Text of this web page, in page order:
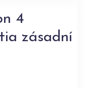
4
zásadní